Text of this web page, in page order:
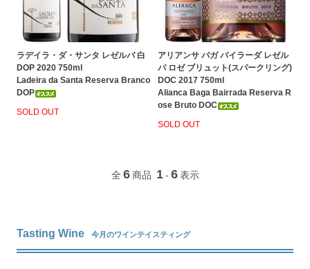
ラデイラ・ダ・サンタ レゼルバ 白
DOP 2020 750ml
Ladeira da Santa Reserva Branco
DOP
SOLD OUT
アリアンサ バガ バイラーダ レゼル
バ ロゼ ブリュット(スパークリング)
DOC 2017 750ml
Alianca Baga Bairrada Reserva R
ose Bruto DOC
SOLD OUT
全 6 商品 1 - 6 表示
Tasting Wine 今月のワインテイスティング